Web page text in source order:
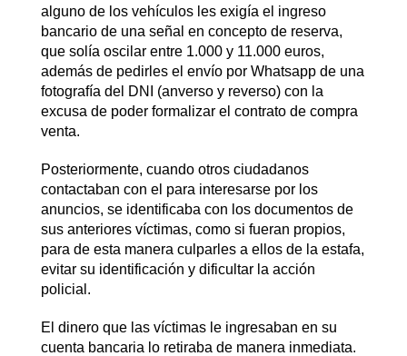
alguno de los vehículos les exigía el ingreso
bancario de una señal en concepto de reserva,
que solía oscilar entre 1.000 y 11.000 euros,
además de pedirles el envío por Whatsapp de una
fotografía del DNI (anverso y reverso) con la
excusa de poder formalizar el contrato de compra
venta.
Posteriormente, cuando otros ciudadanos
contactaban con el para interesarse por los
anuncios, se identificaba con los documentos de
sus anteriores víctimas, como si fueran propios,
para de esta manera culparles a ellos de la estafa,
evitar su identificación y dificultar la acción
policial.
El dinero que las víctimas le ingresaban en su
cuenta bancaria lo retiraba de manera inmediata.